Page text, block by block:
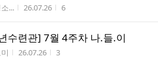
자
... 작성시간
26.07.26 조회수
6
수련관] 7월 4주차 나.들.이
자 작성시간
26.07.26 조회수
3